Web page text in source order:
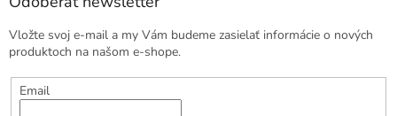
Vložte svoj e-mail a my Vám budeme zasielať informácie o nových
produktoch na našom e-shope.
Email